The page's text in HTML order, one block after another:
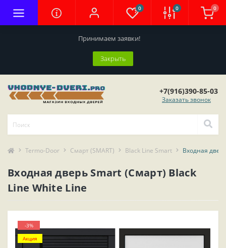
Принимаем заявки!
Закрыть
0 0 0
+7(916)390-85-03
Заказать звонок
Termo-Door Смарт (SMART) Black Line Smart Входная
Входная дверь Smart (Смарт) Black
Line White Line
-3%
Акция